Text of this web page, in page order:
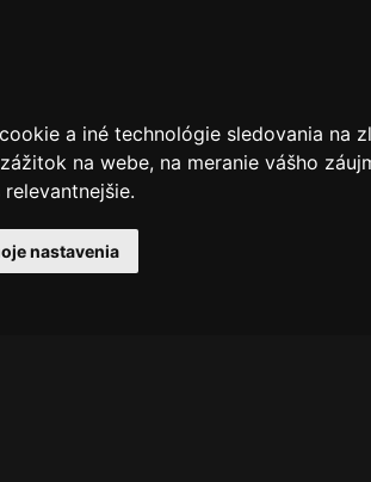
a iné technológie sledovania na
na webe, na meranie vášho
.
nastavenia